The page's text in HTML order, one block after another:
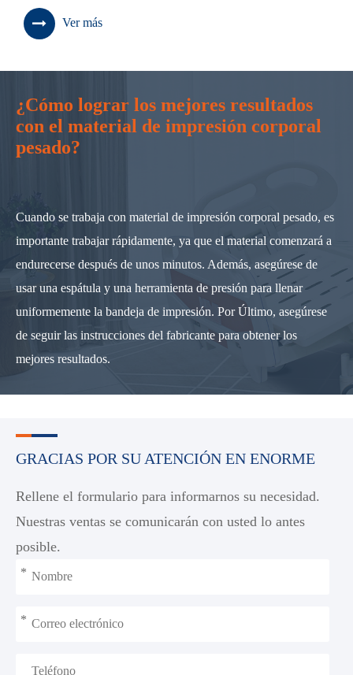
Ver más
¿Cómo lograr los mejores resultados
con el material de impresión corporal
pesado?
Cuando se trabaja con material de impresión corporal pesado, es
importante trabajar rápidamente, ya que el material comenzará a
endurecerse después de unos minutos. Además, asegúrese de
usar una espátula y una herramienta de presión para llenar
uniformemente la bandeja de impresión. Por Último, asegúrese
de seguir las instrucciones del fabricante para obtener los
mejores resultados.
GRACIAS POR SU ATENCIÓN EN ENORME
Rellene el formulario para informarnos su necesidad.
Nuestras ventas se comunicarán con usted lo antes
posible.
*
*